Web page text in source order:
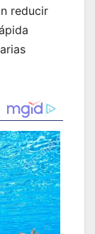
reducir